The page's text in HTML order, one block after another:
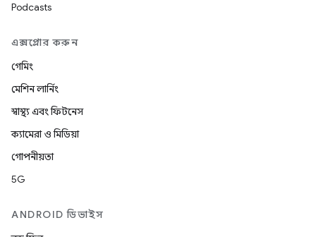
Podcasts
এক্সপ্লোর করুন
গেমিং
মেশিন লার্নিং
স্বাস্থ্য এবং ফিটনেস
ক্যামেরা ও মিডিয়া
গোপনীয়তা
5G
ANDROID ডিভাইস